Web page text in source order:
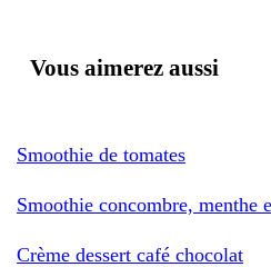
Vous aimerez aussi
Smoothie de tomates
Smoothie concombre, menthe
Crème dessert café chocolat